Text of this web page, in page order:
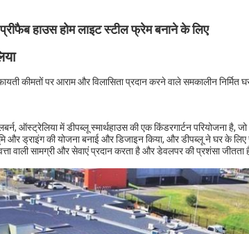
प्रीफैब हाउस होम लाइट स्टील फ्रेम बनाने के लिए
कीमतों पर आराम और विलासिता प्रदान करने वाले समकालीन निर्मित
ऑस्ट्रेलिया में डीपब्लू स्मार्थहाउस की एक किंडरगार्टन परियोजना है,
और ड्राइंग की योजना बनाई और डिजाइन किया, और डीपब्लू ने घर के
वाली सामग्री और सेवाएं प्रदान करता है और डेवलपर की प्रशंसा जीतता